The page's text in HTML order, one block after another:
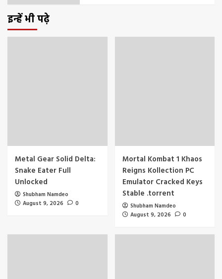
इन्हें भी पढ़े
Metal Gear Solid Delta:
Snake Eater Full
Unlocked
Shubham Namdeo
August 9, 2026
0
Mortal Kombat 1 Khaos
Reigns Kollection PC
Emulator Cracked Keys
Stable .torrent
Shubham Namdeo
August 9, 2026
0